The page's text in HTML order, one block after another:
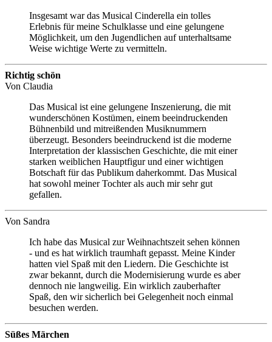
Insgesamt war das Musical Cinderella ein tolles
Erlebnis für meine Schulklasse und eine gelungene
Möglichkeit, um den Jugendlichen auf unterhaltsame
Weise wichtige Werte zu vermitteln.
Richtig schön
Von Claudia
Das Musical ist eine gelungene Inszenierung, die mit
wunderschönen Kostümen, einem beeindruckenden
Bühnenbild und mitreißenden Musiknummern
überzeugt. Besonders beeindruckend ist die moderne
Interpretation der klassischen Geschichte, die mit einer
starken weiblichen Hauptfigur und einer wichtigen
Botschaft für das Publikum daherkommt. Das Musical
hat sowohl meiner Tochter als auch mir sehr gut
gefallen.
Von Sandra
Ich habe das Musical zur Weihnachtszeit sehen können
- und es hat wirklich traumhaft gepasst. Meine Kinder
hatten viel Spaß mit den Liedern. Die Geschichte ist
zwar bekannt, durch die Modernisierung wurde es aber
dennoch nie langweilig. Ein wirklich zauberhafter
Spaß, den wir sicherlich bei Gelegenheit noch einmal
besuchen werden.
Süßes Märchen